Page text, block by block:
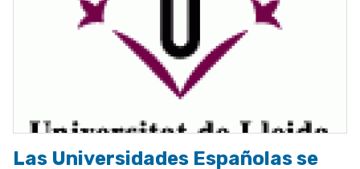
Las Universidades Españolas se